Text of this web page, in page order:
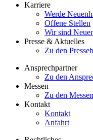
Karriere
Werde
Offene Stellen
Wir sind
Presse & Aktuelles
Zu den
Ansprechpartner
Zu den
Messen
Zu den Messen
Kontakt
Kontakt
Anfahrt